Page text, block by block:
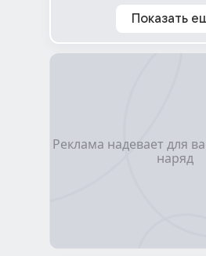
Показать